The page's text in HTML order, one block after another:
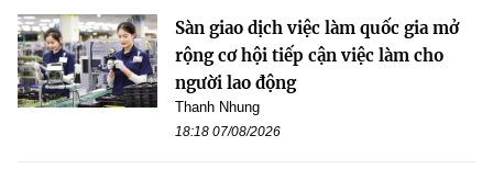
Sàn giao dịch việc làm quốc gia mở
rộng cơ hội tiếp cận việc làm cho
người lao động
Thanh Nhung
18:18 07/08/2026